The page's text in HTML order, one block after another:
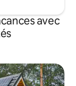
avec